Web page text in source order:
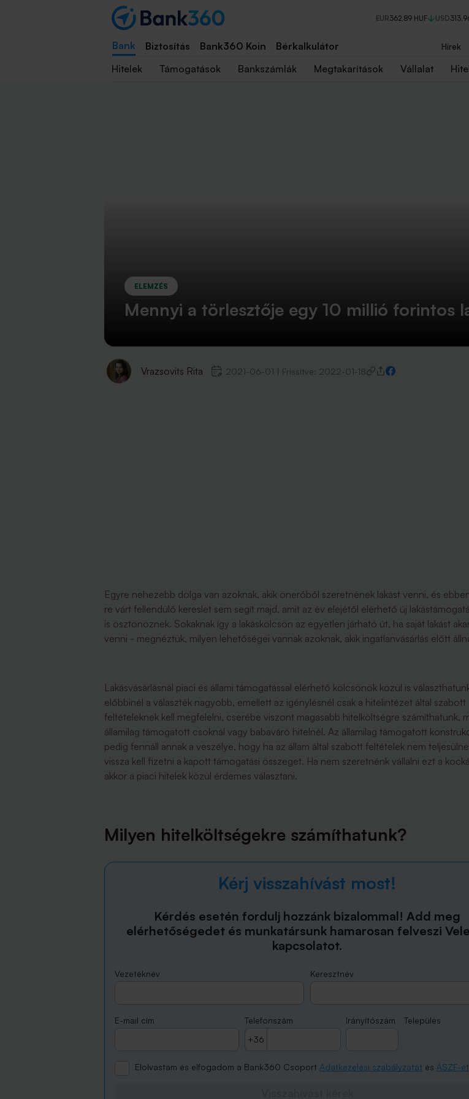
EUR362,89 HUF USD
Bank Biztosítás Bank360 Koin Bérkalkulátor Hírek
Hitelek
Támogatások Bankszámlák Megtakarítások Vállalat
ELEMZÉS
Mennyi a törlesztője egy 10 millió forintos
Vrazsovits Rita 2021-06-01 Frissítve: 2022-01-18
Egyre nehezebb dolga van azoknak, akik önerőből szeretnének lakást venni, és
re várt fellendülő kereslet sem segít majd, amit az év elejétől elérhető új
is ösztönöznek. Sokaknak így a lakáskölcsön az egyetlen járható út, ha saját lakást
venni - megnéztük, milyen lehetőségei vannak azoknak, akik ingatlanvásárlás előtt
Lakásvásárlásnál piaci és állami támogatással elérhető kölcsönök közül is
előbbinél a választék nagyobb, emellett az igénylésnél csak a hitelintézet által szabott
feltételeknek kell megfelelni, cserébe viszont magasabb hitelköltségre számíthatunk,
államilag támogatott csoknál vagy babaváró hitelnél. Az államilag támogatott
pedig fennáll annak a veszélye, hogy ha az állam által szabott feltételek nem
vissza kell fizetni a kapott támogatási összeget. Ha nem szeretnénk vállalni ezt a
akkor a piaci hitelek közül érdemes választani.
Milyen hitelköltségekre számíthatunk?
Kérj visszahívást most!
Kérdés esetén fordulj hozzánk bizalommal! Add meg
elérhetőségedet és munkatársunk hamarosan felveszi
kapcsolatot.
Vezetéknév Keresztnév
E-mail cím
Telefonszám
+36
Irányítószám Település
Elolvastam és elfogadom a Bank360 Csoport Adatkezelési szabályzatát és ÁSZF-ét